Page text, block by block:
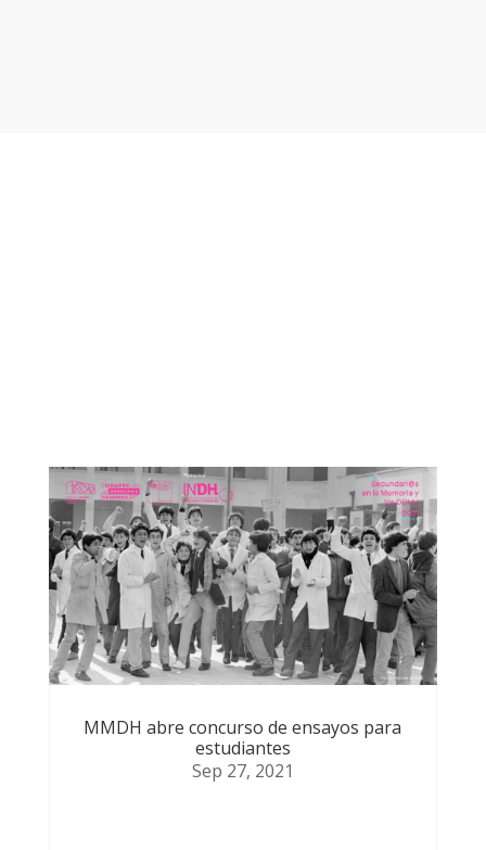
MMDH abre concurso de ensayos para
estudiantes
Sep 27, 2021